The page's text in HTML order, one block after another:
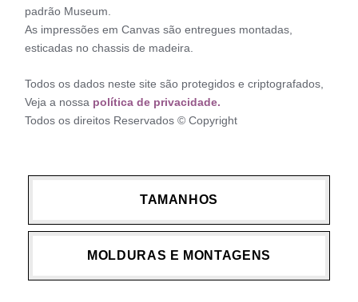
padrão Museum.
As impressões em Canvas são entregues montadas,
esticadas no chassis de madeira.
Todos os dados neste site são protegidos e criptografados,
Veja a nossa política de privacidade.
Todos os direitos Reservados © Copyright
TAMANHOS
MOLDURAS E MONTAGENS